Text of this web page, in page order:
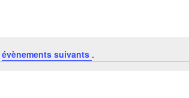
évènements suivants .